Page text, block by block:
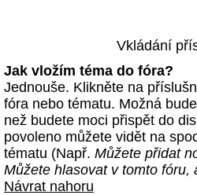
Vkládání
Jak vložím téma do fóra?
Jednouše. Klikněte na
fóra nebo tématu. Možná
než budete moci přispět do
povoleno můžete vidět na
tématu (Např. Můžete přidat
Můžete hlasovat v tomto fóru,
Návrat nahoru